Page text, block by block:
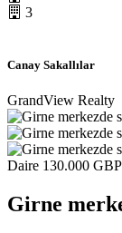
3
Canay Sakallılar
GrandView Realty
Daire 130.000 GBP
Girne